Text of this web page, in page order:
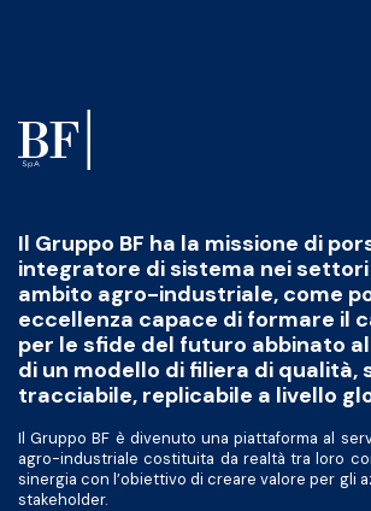
Il Gruppo BF ha la missione di
integratore di sistema nei
ambito agro-industriale, come
eccellenza capace di formare il
per le sfide del futuro abbinato
di un modello di filiera di qualità,
tracciabile, replicabile a livello
Il Gruppo BF è divenuto una piattaforma al
agro-industriale costituita da realtà tra loro
sinergia con l’obiettivo di creare valore per gli
stakeholder.